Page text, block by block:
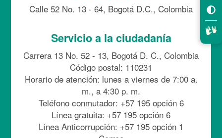
Calle 52 No. 13 - 64, Bogotá D.C., Colombia
Servicio a la ciudadanía
Carrera 13 No. 52 - 13, Bogotá D. C., Colombia
Código postal: 110231
Horario de atención: lunes a viernes de 7:00 a.
m., a 4:30 p. m.
Teléfono conmutador: +57 195 opción 6
Línea gratuita: +57 195 opción 6
Línea Anticorrupción: +57 195 opción 1